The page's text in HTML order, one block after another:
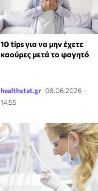
10 tips για να μην έχετε
καούρες μετά το φαγητό
healthstat.gr 08.06.2026 -
14:55